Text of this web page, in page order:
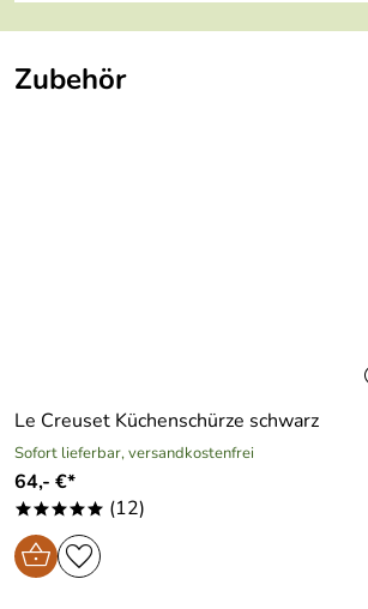
Zubehör
Le Creuset Küchenschürze schwarz
Sofort lieferbar, versandkostenfrei
64,- €*
***** (12)